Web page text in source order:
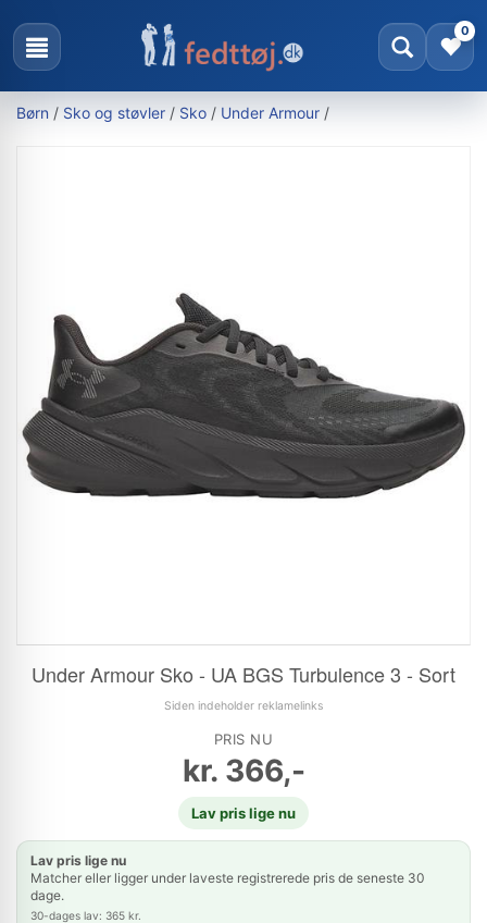
0
Børn / Sko og støvler / Sko / Under Armour /
Under Armour Sko - UA BGS Turbulence 3 - Sort
Siden indeholder reklamelinks
PRIS NU
kr.366,-
Lav pris lige nu
Lav pris lige nu
Matcher eller ligger under laveste registrerede pris de seneste 30
dage.
30-dages lav: 365 kr.